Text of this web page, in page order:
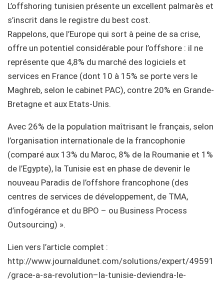
L’offshoring tunisien présente un excellent palmarès et
s’inscrit dans le registre du best cost.
Rappelons, que l’Europe qui sort à peine de sa crise,
offre un potentiel considérable pour l’offshore : il ne
représente que 4,8% du marché des logiciels et
services en France (dont 10 à 15% se porte vers le
Maghreb, selon le cabinet PAC), contre 20% en Grande-
Bretagne et aux Etats-Unis.
Avec 26% de la population maîtrisant le français, selon
l’organisation internationale de la francophonie
(comparé aux 13% du Maroc, 8% de la Roumanie et 1%
de l’Egypte), la Tunisie est en phase de devenir le
nouveau Paradis de l’offshore francophone (des
centres de services de développement, de TMA,
d’infogérance et du BPO – ou Business Process
Outsourcing) ».
Lien vers l’article complet :
http://www.journaldunet.com/solutions/expert/49591
/grace-a-sa-revolution–la-tunisie-deviendra-le-